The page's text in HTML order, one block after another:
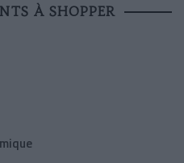
À SHOPPER